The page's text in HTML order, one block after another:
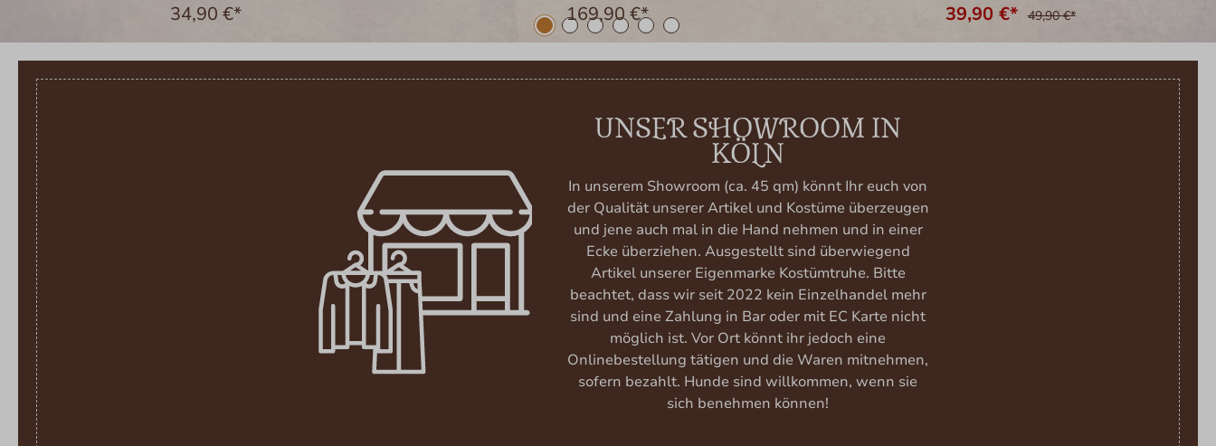
34,90 €* 169,90 €* 39,90 €* 49,90 €*
UNSER SHOWROOM IN
KÖLN
In unserem Showroom (ca. 45 qm) könnt Ihr euch von
der Qualität unserer Artikel und Kostüme überzeugen
und jene auch mal in die Hand nehmen und in einer
Ecke überziehen. Ausgestellt sind überwiegend
Artikel unserer Eigenmarke Kostümtruhe. Bitte
beachtet, dass wir seit 2022 kein Einzelhandel mehr
sind und eine Zahlung in Bar oder mit EC Karte nicht
möglich ist. Vor Ort könnt ihr jedoch eine
Onlinebestellung tätigen und die Waren mitnehmen,
sofern bezahlt. Hunde sind willkommen, wenn sie
sich benehmen können!